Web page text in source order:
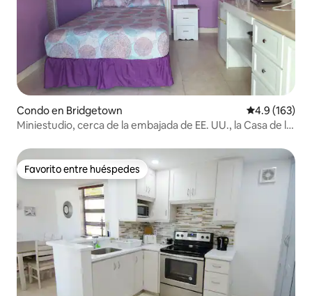
Condo en Bridgetown Calificación
4.9 (163)
Miniestudio, cerca de la embajada de EE. UU., la Casa de la
Favorito entre huéspedes
Favorito entre huéspedes